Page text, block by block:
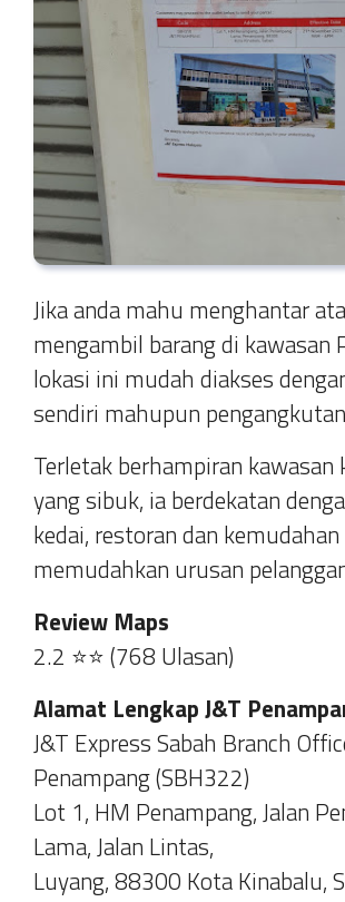
Jika anda mahu menghantar
mengambil barang di kawasan
lokasi ini mudah diakses
sendiri mahupun
Terletak berhampiran kawasan
yang sibuk, ia berdekatan
kedai, restoran dan
memudahkan urusan
Review Maps
2.2 ⭐⭐ (768 Ulasan)
Alamat Lengkap J&T
J&T Express Sabah Branch
Penampang (SBH322)
Lot 1, HM Penampang, Jalan
Lama, Jalan Lintas,
Luyang, 88300 Kota Kinabalu,